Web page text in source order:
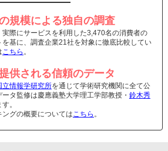
規模による独自の調査
実際にサービスを利用した3,470名の消費者の
基に、調査企業21社を対象に徹底比較してい
こちら 。
供される信頼のデータ
立情報学研究所を通じて学術研究機関に全て公
タ監修は慶應義塾大学理工学部教授・ 鈴木秀
。
グの概要についてはこちら 。